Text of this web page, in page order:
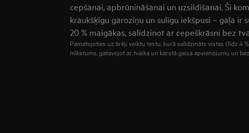
cepšanai, apbrūnināšanai un uzsildīšanai. Šī
kraukšķīgu garoziņu un sulīgu iekšpusi – gaļa ir
20 % maigākas, salīdzinot ar cepeškrāsni bez
Pamatojoties uz ārēji veiktu testu, kurā salīdzināts vistas (līdz 4
mīkstums, gatavojot ar tvaika un karstā gaisa apvienojumu un